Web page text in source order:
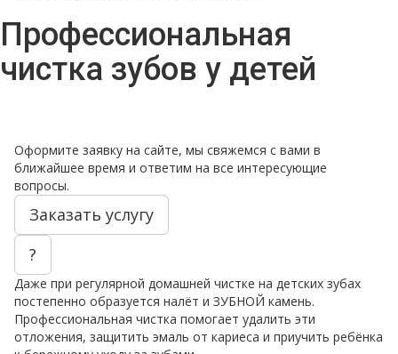
Профессиональная
чистка зубов у детей
Оформите заявку на сайте, мы свяжемся с вами в
ближайшее время и ответим на все интересующие
вопросы.
Заказать услугу
?
Даже при регулярной домашней чистке на детских зубах
постепенно образуется налёт и ЗУБНОЙ камень.
Профессиональная чистка помогает удалить эти
отложения, защитить эмаль от кариеса и приучить ребёнка